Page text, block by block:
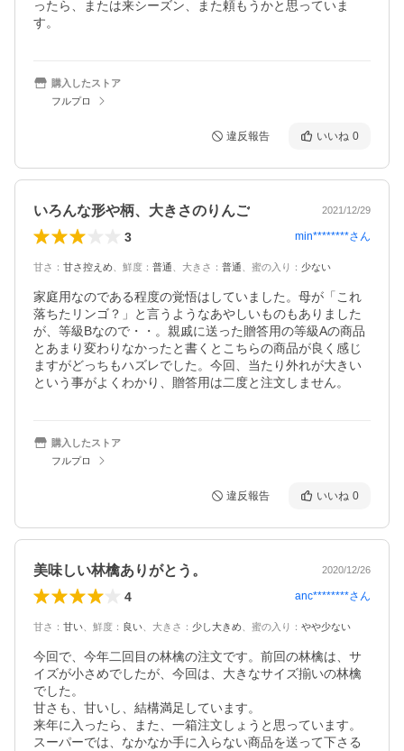
ったら、または来シーズン、また頼もうかと思っていま
す。
購入したストア
フルプロ
違反報告 いいね 0
いろんな形や柄、大きさのりんご 2021/12/29
3 min********さん
甘さ ： 甘さ控えめ 鮮度 ： 普通 大きさ ： 普通 蜜の入り ： 少ない
家庭用なのである程度の覚悟はしていました。母が「これ
落ちたリンゴ？」と言うようなあやしいものもありました
が、等級Bなので・・。親戚に送った贈答用の等級Aの商品
とあまり変わりなかったと書くとこちらの商品が良く感じ
ますがどっちもハズレでした。今回、当たり外れが大きい
という事がよくわかり、贈答用は二度と注文しません。
購入したストア
フルプロ
違反報告 いいね 0
美味しい林檎ありがとう。 2020/12/26
4 anc********さん
甘さ ： 甘い 鮮度 ： 良い 大きさ ： 少し大きめ 蜜の入り ： やや少ない
今回で、今年二回目の林檎の注文です。前回の林檎は、サ
イズが小さめでしたが、今回は、大きなサイズ揃いの林檎
でした。
甘さも、甘いし、結構満足しています。
来年に入ったら、また、一箱注文しょうと思っています。
スーパーでは、なかなか手に入らない商品を送って下さる